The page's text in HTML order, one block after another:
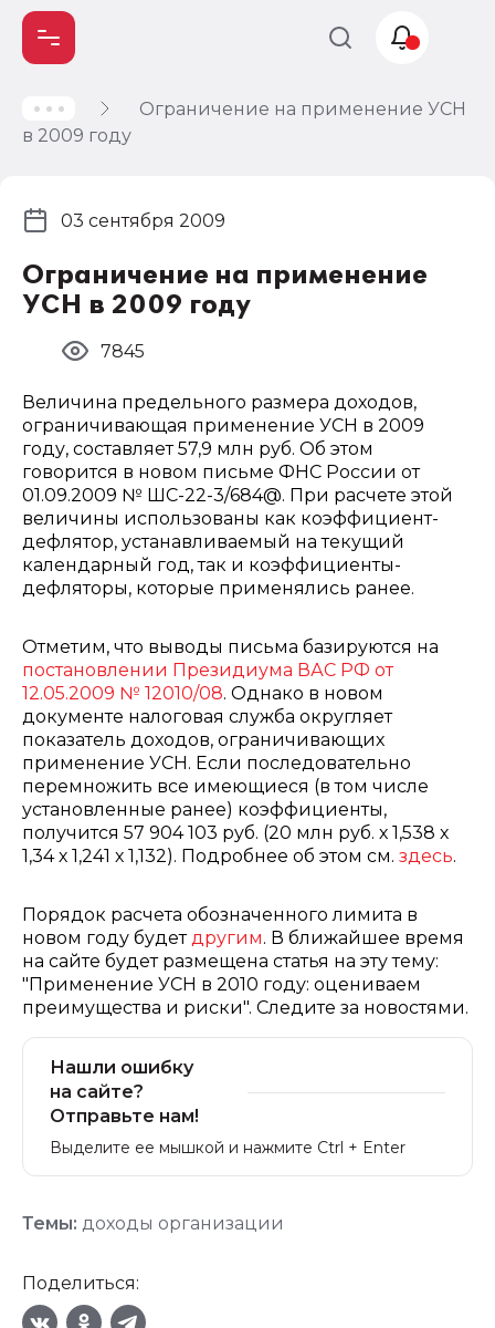
Ограничение на применение УСН
в 2009 году
Ограничение на применение
УСН в 2009 году
03 сентября 2009
7845
Величина предельного размера доходов,
ограничивающая применение УСН в 2009
году, составляет 57,9 млн руб. Об этом
говорится в новом письме ФНС России от
01.09.2009 № ШС-22-3/684@. При расчете этой
величины использованы как коэффициент-
дефлятор, устанавливаемый на текущий
календарный год, так и коэффициенты-
дефляторы, которые применялись ранее.
Отметим, что выводы письма базируются на
постановлении Президиума ВАС РФ от
12.05.2009 № 12010/08. Однако в новом
документе налоговая служба округляет
показатель доходов, ограничивающих
применение УСН. Если последовательно
перемножить все имеющиеся (в том числе
установленные ранее) коэффициенты,
получится 57 904 103 руб. (20 млн руб. х 1,538 х
1,34 х 1,241 х 1,132). Подробнее об этом см. здесь.
Порядок расчета обозначенного лимита в
новом году будетдругим. В ближайшее время
на сайте будет размещена статья на эту тему:
"Применение УСН в 2010 году: оцениваем
преимущества и риски". Следите за новостями.
Нашли ошибку
на сайте?
Отправьте нам!
Выделите ее мышкой и нажмите Ctrl + Enter
Темы: доходы организации
Поделиться:
Учет и
налогообложение